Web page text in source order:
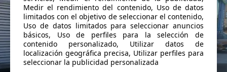
Medir el rendimiento del contenido, Uso de datos
limitados con el objetivo de seleccionar el contenido,
Uso de datos limitados para seleccionar anuncios
básicos, Uso de perfiles para la selección de
contenido personalizado, Utilizar datos de
localización geográfica precisa, Utilizar perfiles para
seleccionar la publicidad personalizada